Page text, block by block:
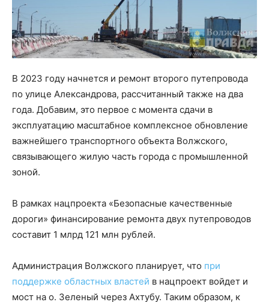
В 2023 году начнется и ремонт второго путепровода
по улице Александрова, рассчитанный также на два
года. Добавим, это первое с момента сдачи в
эксплуатацию масштабное комплексное обновление
важнейшего транспортного объекта Волжского,
связывающего жилую часть города с промышленной
зоной.
В рамках нацпроекта «Безопасные качественные
дороги» финансирование ремонта двух путепроводов
составит 1 млрд 121 млн рублей.
Администрация Волжского планирует, что при
поддержке областных властей в нацпроект войдет и
мост на о. Зеленый через Ахтубу. Таким образом, к